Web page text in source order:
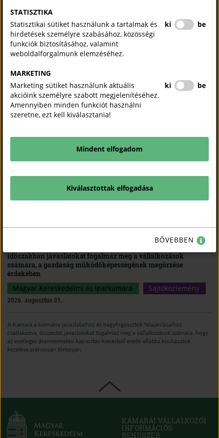
most a túlélésért és a működésük fenntartásáért küzdenek és
erre kívánnak koncentrálni.
NTAK_VEND_bovites_20221025
KAPCSOLÓDÓ TARTALMAK
TUDJON MEG TÖBBET.
Megkezdődhet a Demján Sándor Tőkeprogram
tőkebefektetéseinek végrehajtása az MFB döntését követően
időszakban javaslatokat fogalmaz meg a vállalkozások
számára, a gazdaság működőképességének megőrzése
érdekében
Magyar Kereskedelmi és Iparkamara
Sajtóközlemény
2026. augusztus 01.
A Kamara a kormány javaslataihoz és nagyfogyasztók felajánlásaihoz
csatlakozva, összesítő javaslatokat fogalmaz meg a vállalkozások számára, hogy
az esetleges áramtermelési kapacitás-kiesésből eredő ellátási kockázatok
kezelése arányosan történjen.
KAMARAI VÁLLALKOZÓI
INFORMÁCIÓS
RENDSZER
STATISZTIKA
Statisztikai sütiket használunk a tartalmak és
hirdetések személyre szabásához, közösségi
funkciók biztosításához, valamint
weboldalforgalmunk elemzéséhez.
ki be
MARKETING
Marketing sütiket használunk aktuális
akcióink személyre szabott megjelenítéséhez.
Amennyiben minden funkciót használni
szeretne, ezt kell kiválasztania!
ki be
Mindent elfogadom
Kiválasztottak elfogadása
BŐVEBBEN